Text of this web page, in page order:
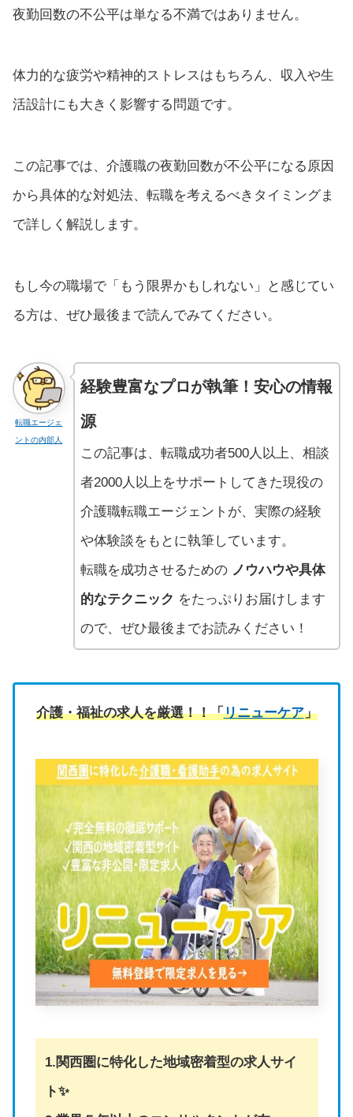
夜勤回数の不公平は単なる不満ではありません。
体力的な疲労や精神的ストレスはもちろん、収入や生
活設計にも大きく影響する問題です。
この記事では、介護職の夜勤回数が不公平になる原因
から具体的な対処法、転職を考えるべきタイミングま
で詳しく解説します。
もし今の職場で「もう限界かもしれない」と感じてい
る方は、ぜひ最後まで読んでみてください。
転職エージェ
ントの内部人
経験豊富なプロが執筆！安心の情報
源
この記事は、転職成功者500人以上、相談
者2000人以上をサポートしてきた現役の
介護職転職エージェントが、実際の経験
や体験談をもとに執筆しています。
転職を成功させるための ノウハウや具体
的なテクニック をたっぷりお届けします
ので、ぜひ最後までお読みください！
介護・福祉の求人を厳選！！「リニューケア」
1.関西圏に特化した地域密着型の求人サイ
ト✨